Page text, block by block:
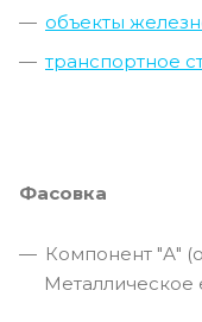
объекты
транспортное
Фасовка
Компонент "А"
Металлическое